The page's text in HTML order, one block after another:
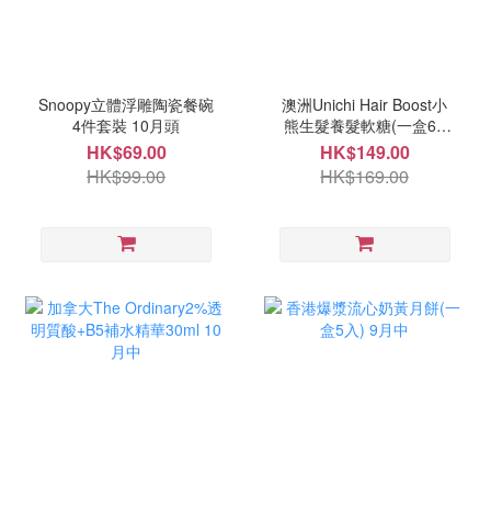
Snoopy立體浮雕陶瓷餐碗
4件套裝 10月頭
HK$69.00
HK$99.00
澳洲Unichi Hair Boost小
熊生髮養髮軟糖(一盒60
粒) 9月頭
HK$149.00
HK$169.00